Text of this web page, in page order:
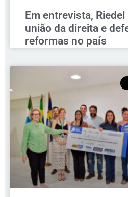
Em entrevista, Riedel
união da direita e
reformas no país